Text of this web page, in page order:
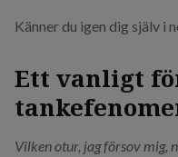
​Känner du igen dig själv i
Ett vanligt
​Vilken otur, jag försov mig,